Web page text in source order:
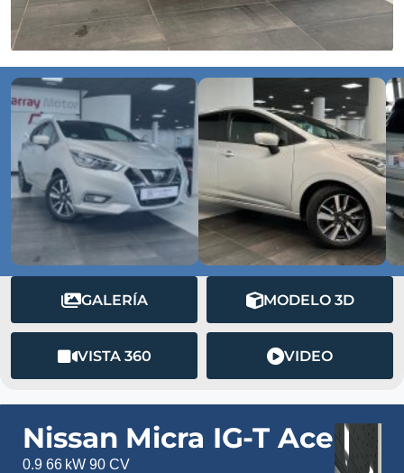
GALERÍA MODELO 3D
VISTA 360 VIDEO
Nissan Micra IG-T Acenta
0.9 66 kW 90 CV